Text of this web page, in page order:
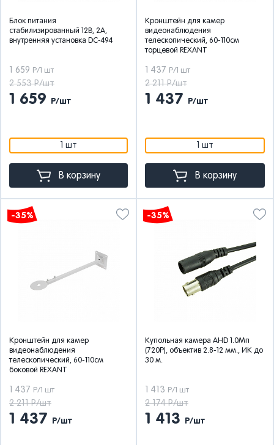
Блок питания
стабилизированный 12В, 2А,
внутренняя установка DC-494
1 659 Р/1 шт
2 553 Р/шт
1 659 Р/шт
1 шт
В корзину
Кронштейн для камер
видеонаблюдения
телескопический, 60-110см
торцевой REXANT
1 437 Р/1 шт
2 211 Р/шт
1 437 Р/шт
1 шт
В корзину
-35%
Кронштейн для камер
видеонаблюдения
телескопический, 60-110см
боковой REXANT
1 437 Р/1 шт
2 211 Р/шт
1 437 Р/шт
-35%
Купольная камера AHD 1.0Мп
(720P), объектив 2.8-12 мм., ИК до
30 м.
1 413 Р/1 шт
2 174 Р/шт
1 413 Р/шт